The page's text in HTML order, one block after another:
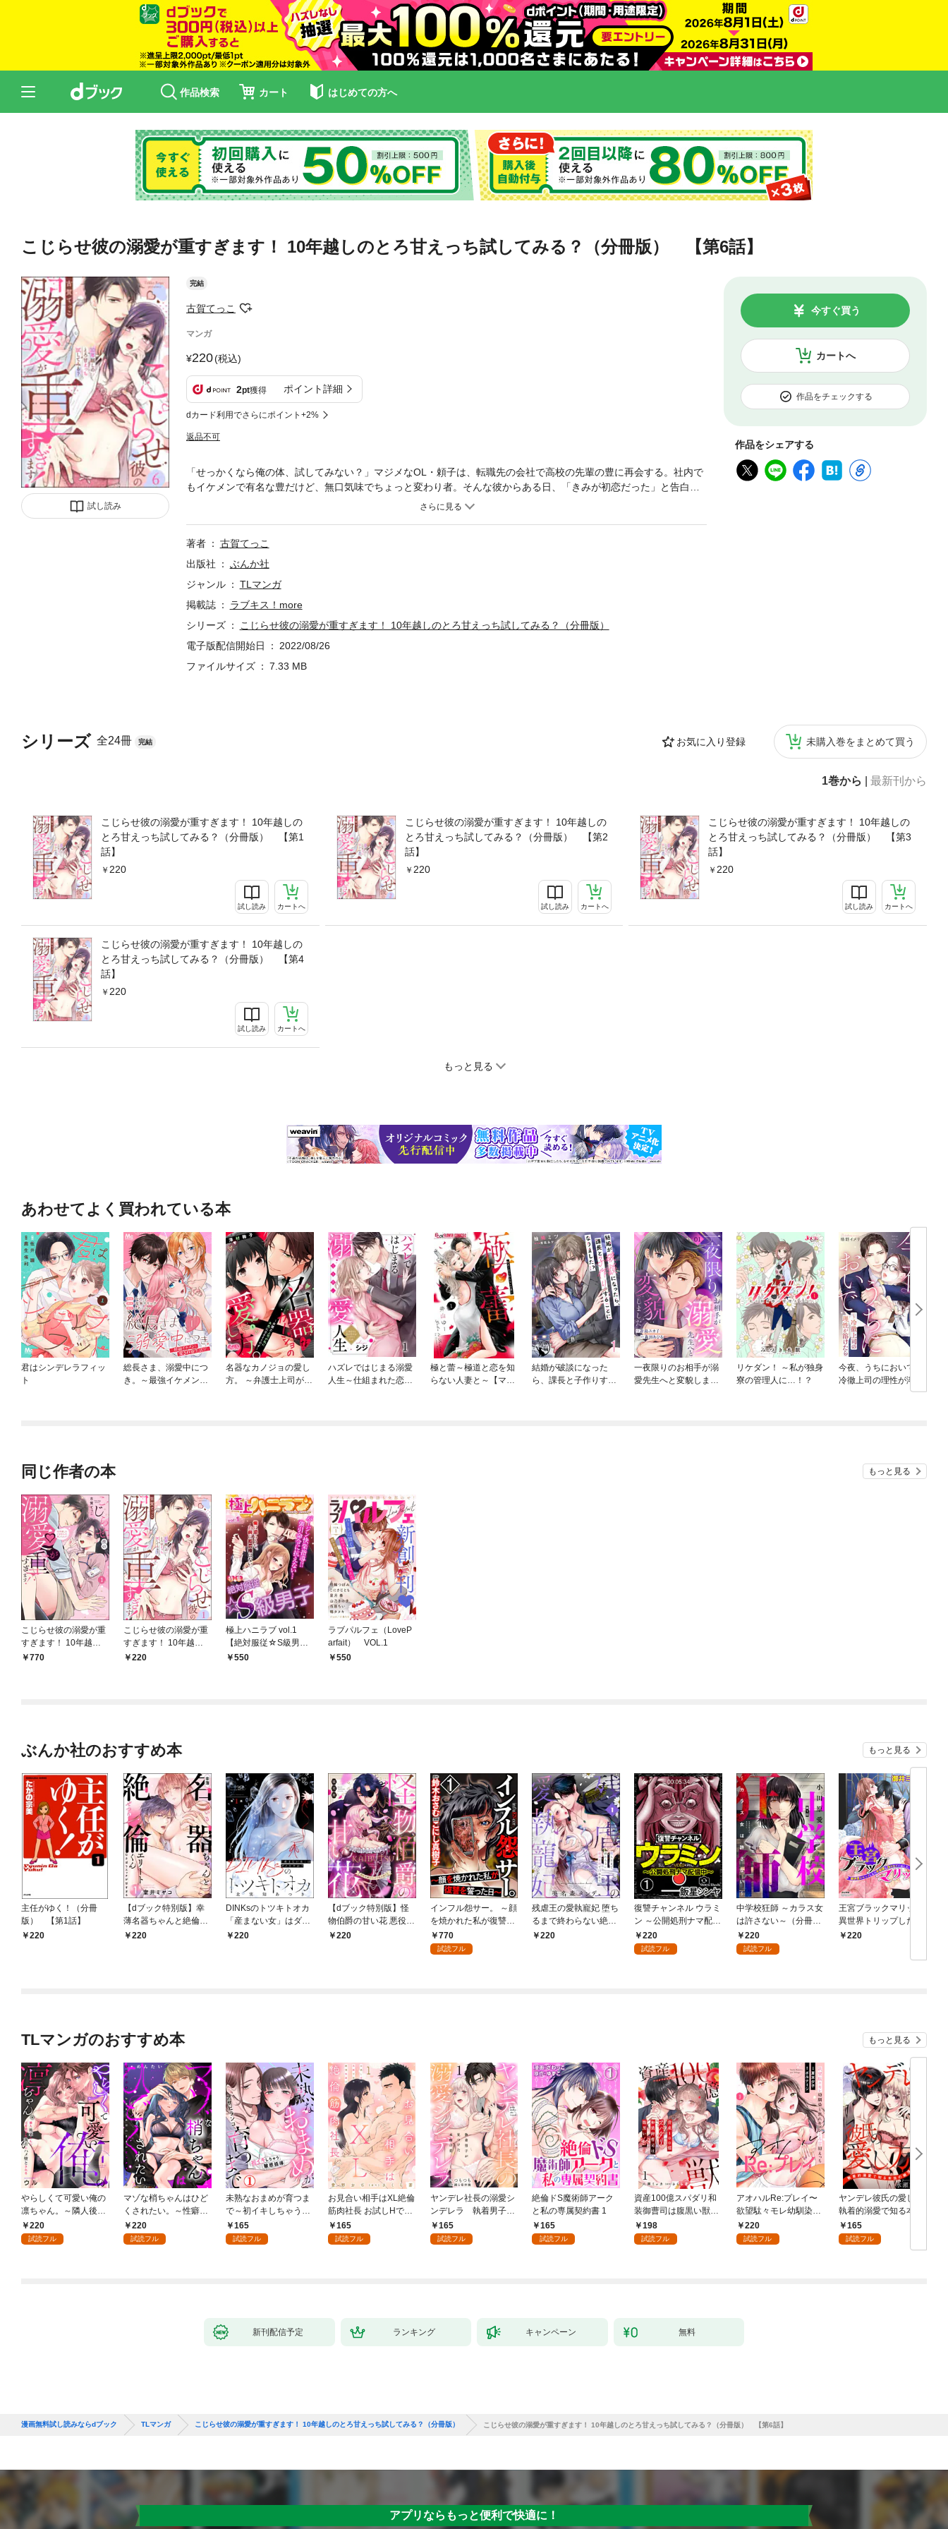
作品検索 カート はじめての方へ
こじらせ彼の溺愛が重すぎます！ 10年越しのとろ甘えっち試してみる？（分冊版） 【第6話】
試し読み
完結
古賀てっこ
マンガ
220(税込)
2pt獲得 ポイント詳細
dカード利用でさらにポイント+2%
返品不可
カートへ
今すぐ買う
作品をチェックする
作品をシェアする
シリーズ 全24冊 完結 お気に入り登録 未購入巻をまとめて買う
1巻から 最新刊から
こじらせ彼の溺愛が重すぎます！ 10年越しの
とろ甘えっち試してみる？（分冊版） 【第1
話】
220
試し読み カートへ
こじらせ彼の溺愛が重すぎます！ 10年越しの
とろ甘えっち試してみる？（分冊版） 【第2
話】
220
試し読み カートへ
こじらせ彼の溺愛が重すぎます！ 10年越しの
とろ甘えっち試してみる？（分冊版） 【第3
話】
220
試し読み カートへ
こじらせ彼の溺愛が重すぎます！ 10年越しの
とろ甘えっち試してみる？（分冊版） 【第4
話】
220
試し読み カートへ
もっと見る
「せっかくなら俺の体、試してみない？」マジメなOL・頼子は、転職先の会社で高校の先輩の豊に再会する。社内で
もイケメンで有名な豊だけど、無口気味でちょっと変わり者。そんな彼からある日、「きみが初恋だった」と告白さ
れる!!やっぱり今でも好きだと、と迫ってくる豊。（気持ちはうれしいけど…でも…）頼子には恋愛での苦い思い出が
L】カラダから始まる濃厚再会ラブ♪※この作品は『ラブキス！more Vol.34』に収録されています。重複購入にご注意
下さい。
著者
古賀てっこ
出版社
ぶんか社
ジャンル
TLマンガ
掲載誌
ラブキス！more
シリーズ
こじらせ彼の溺愛が重すぎます！ 10年越しのとろ甘えっち試してみる？（分冊版）
電子版配信開始日
2022/08/26
ファイルサイズ
7.33 MB
あわせてよく買われている本
君はシンデレラフィッ
ト
総長さま、溺愛中につ
き。～最強イケメンと
名器なカノジョの愛し
方。 ～弁護士上司が私
ハズレではじまる溺愛
人生～仕組まれた恋の
極と蕾～極道と恋を知
らない人妻と～【マイ
結婚が破談になった
ら、課長と子作りする
一夜限りのお相手が溺
愛先生へと変貌しまし
リケダン！ ～私が独身
寮の管理人に…！？
今夜、うちにおいで～
冷徹上司の理性が溶け
同じ作者の本 もっと見る
こじらせ彼の溺愛が重
すぎます！ 10年越し
のとろ甘えっち試して
770
こじらせ彼の溺愛が重
すぎます！ 10年越し
のとろ甘えっち試して
220
極上ハニラブ vol.1
【絶対服従☆S級男
子】550
ラブパルフェ（LoveP
arfait） VOL.1
550
ぶんか社のおすすめ本 もっと見る
主任がゆく！（分冊
版） 【第1話】
220
【dブック特別版】幸
薄名器ちゃんと絶倫エ
リートくん むさぼりエ
220
DINKsのトツキトオカ
「産まない女」はダメ
ですか？（分冊版）
220
【dブック特別版】怪
物伯爵の甘い花 悪役令
嬢はベッドで乱れ散る
220
インフル怨サー。 ～顔
を焼かれた私が復讐を
誓った日～ （1）
770
試読フル
残虐王の愛執寵妃 堕ち
るまで終わらない絶頂
夜伽で囚われて（分冊
220
復讐チャンネル ウラミ
ン ～公開処刑ナマ配信
中～（分冊版） 【第
1話】
220
試読フル
中学校狂師 ～カラス女
は許さない～（分冊
版） 【第1話】
220
試読フル
王宮ブラックマリッジ
異世界トリップしたら
宰相様に抱かれていま
式は夢の中で！？
220
TLマンガのおすすめ本 もっと見る
やらしくて可愛い俺の
凛ちゃん。～隣人後輩
くんのイキすぎた執着
にハメ堕とされる～(1)
220
試読フル
マゾな梢ちゃんはひど
くされたい。～性癖マ
ッチした後輩と欲望の
ままにセックスしたら
220
試読フル
未熟なおまめが育つま
で～初イキしちゃう敏
感指導～1
165
試読フル
お見合い相手はXL絶倫
筋肉社長 お試しHで気
絶寸前の絶頂快感！？
1【電子書店限定特典
165
試読フル
ヤンデレ社長の溺愛シ
ンデレラ 執着男子が
見つけた本物の恋 1
165
試読フル
絶倫ドS魔術師アーク
と私の専属契約書 1
165
試読フル
資産100億スパダリ和
装御曹司は腹黒い獣～
イジワルな指遣いから
感じる圧倒的快感～ 1
198
試読フル
アオハルRe:プレイ〜
欲望駄々モレ幼馴染と
焦れキュンとろ甘初え
っち〜（１）
220
試読フル
ヤンデレ彼氏の愛し方
執着的溺愛で知る本当
の絶頂 1
165
試読フル
新刊配信予定 ランキング キャンペーン 無料
漫画無料試し読みならdブック TLマンガ こじらせ彼の溺愛が重すぎます！ 10年越しのとろ甘えっち試してみる？（分冊版） こじらせ彼の溺愛が重すぎます！ 10年越しのとろ甘えっち試してみる？（分冊版） 【第6話】
アプリならもっと便利で快適に！